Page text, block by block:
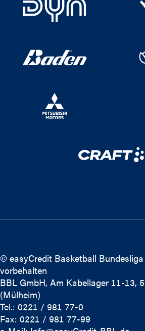
© easyCredit Basketball
vorbehalten
BBL GmbH, Am Kabellager 11-13,
(Mülheim)
Tel.: 0221 / 981 77-0
Fax: 0221 / 981 77-99